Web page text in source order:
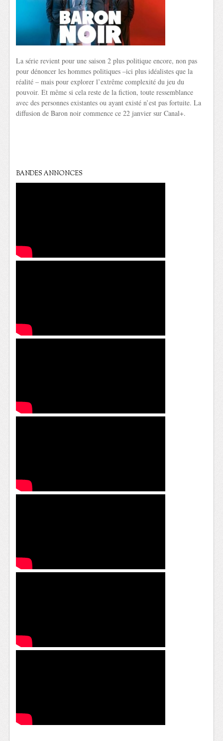
La série revient pour une saison 2 plus politique encore, non pas
pour dénoncer les hommes politiques –ici plus idéalistes que la
réalité – mais pour explorer l’extrême complexité du jeu du
pouvoir. Et même si cela reste de la fiction, toute ressemblance
avec des personnes existantes ou ayant existé n’est pas fortuite. La
diffusion de Baron noir commence ce 22 janvier sur Canal+.
BANDES ANNONCES